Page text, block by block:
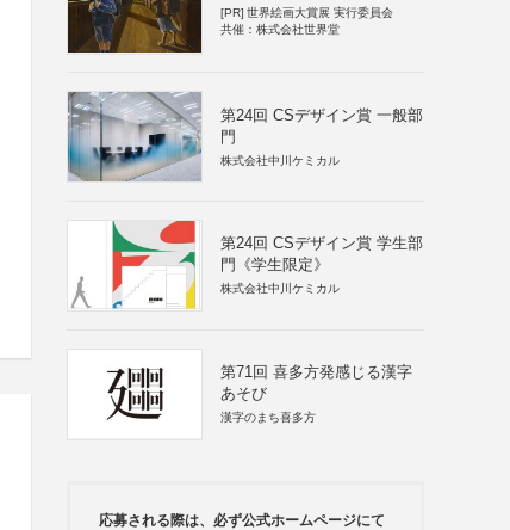
[PR] 世界絵画大賞展 実行委員会
共催：株式会社世界堂
第24回 CSデザイン賞 一般部
門
株式会社中川ケミカル
第24回 CSデザイン賞 学生部
門《学生限定》
株式会社中川ケミカル
第71回 喜多方発感じる漢字
あそび
漢字のまち喜多方
応募される際は、必ず公式ホームページにて